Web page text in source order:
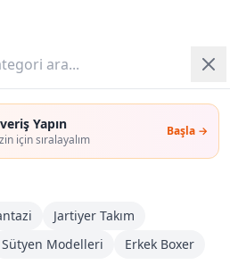
Yapın
için sıralayalım
Başla →
Jartiyer Takım
Sütyen Modelleri Erkek Boxer
Sepete Ekle
Şimdi Al
48 dk )